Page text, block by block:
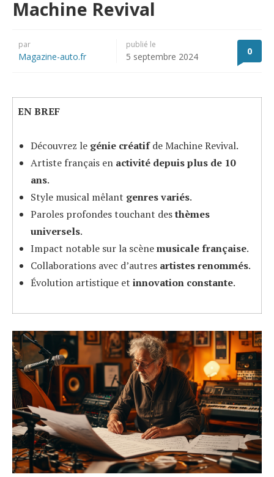
Machine Revival
par
Magazine-auto.fr
publié le
5 septembre 2024 0
EN BREF
Découvrez le génie créatifde Machine Revival.
Artiste français en activité depuis plus de 10
ans.
Style musical mêlant genres variés.
Paroles profondes touchant desthèmes
universels.
Impact notable sur la scènemusicale française.
Collaborations avec d’autres artistes renommés.
Évolution artistique et innovation constante.